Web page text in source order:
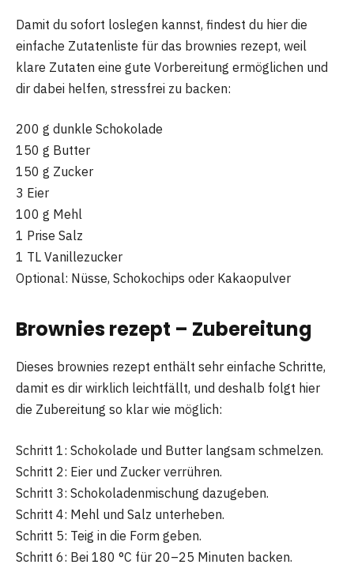
Damit du sofort loslegen kannst, findest du hier die
einfache Zutatenliste für das brownies rezept, weil
klare Zutaten eine gute Vorbereitung ermöglichen und
dir dabei helfen, stressfrei zu backen:
200 g dunkle Schokolade
150 g Butter
150 g Zucker
3 Eier
100 g Mehl
1 Prise Salz
1 TL Vanillezucker
Optional: Nüsse, Schokochips oder Kakaopulver
Brownies rezept – Zubereitung
Dieses brownies rezept enthält sehr einfache Schritte,
damit es dir wirklich leichtfällt, und deshalb folgt hier
die Zubereitung so klar wie möglich:
Schritt 1: Schokolade und Butter langsam schmelzen.
Schritt 2: Eier und Zucker verrühren.
Schritt 3: Schokoladenmischung dazugeben.
Schritt 4: Mehl und Salz unterheben.
Schritt 5: Teig in die Form geben.
Schritt 6: Bei 180 °C für 20–25 Minuten backen.